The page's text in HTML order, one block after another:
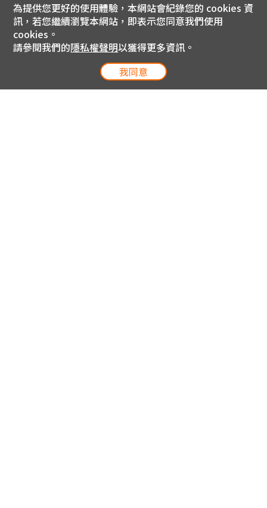
為提供您更好的使用體驗，本網站會紀錄您的 cookies 資
訊，若您繼續瀏覽本網站，即表示您同意我們使用
cookies。
請參閱我們的隱私權聲明以獲得更多資訊。
我同意